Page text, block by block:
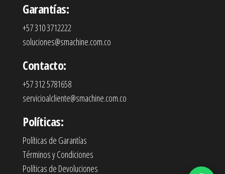
Garantías:
+57 310 3712222
soluciones@smachine.com.co
Contacto:
+57 312 5781658
servicioalcliente@smachine.com.co
Políticas:
Políticas de Garantías
Términos y Condiciones
Políticas de Devoluciones